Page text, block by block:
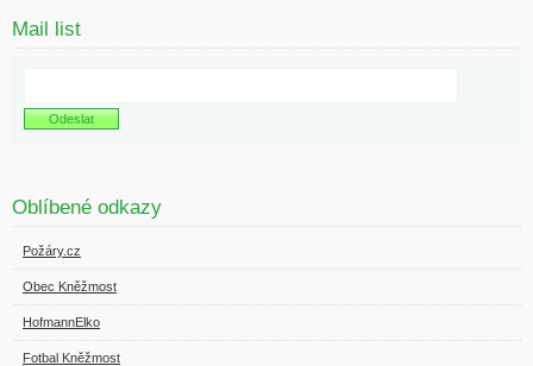
Mail list
Oblíbené odkazy
Požáry.cz
Obec Kněžmost
HofmannElko
Fotbal Kněžmost